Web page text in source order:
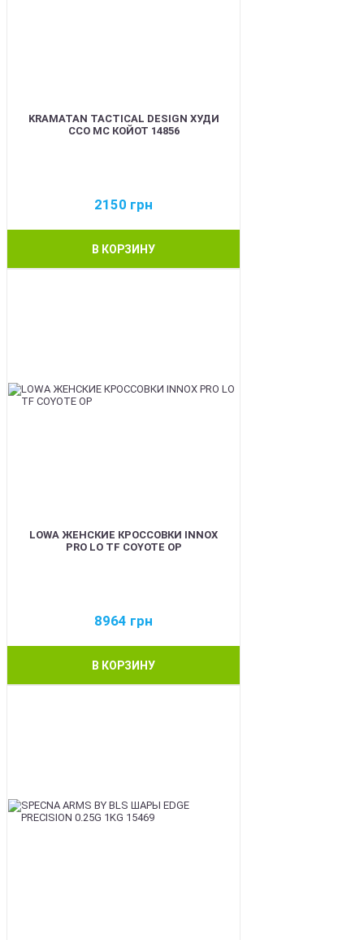
KRAMATAN TACTICAL DESIGN ХУДИ
ССО МС КОЙОТ 14856
2150 грн
В КОРЗИНУ
LOWA ЖЕНСКИЕ КРОССОВКИ INNOX
PRO LO TF COYOTE OP
8964 грн
В КОРЗИНУ